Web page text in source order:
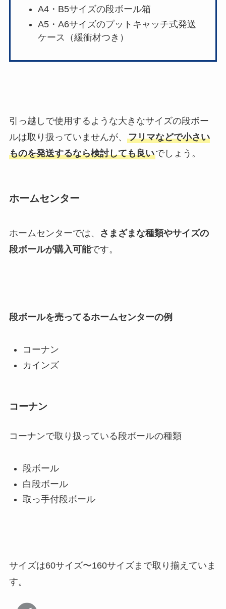
A4・B5サイズの段ボール箱
A5・A6サイズのプットキャッチ式発送
ケース（緩衝材つき）
引っ越しで使用するような大きなサイズの段ボー
ルは取り扱っていませんが、 フリマなどで小さい
ものを発送するなら検討しても良いでしょう。
ホームセンター
ホームセンターでは、
さまざまな種類やサイズの
段ボールが購入可能です。
段ボールを売ってるホームセンターの例
コーナン
カインズ
コーナン
コーナンで取り扱っている段ボールの種類
段ボール
白段ボール
取っ手付段ボール
サイズは60サイズ〜160サイズまで取り揃えていま
す。